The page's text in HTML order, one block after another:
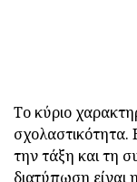
Το κύριο
σχολαστικότητα.
την τάξη και τη
διατύπωση είναι